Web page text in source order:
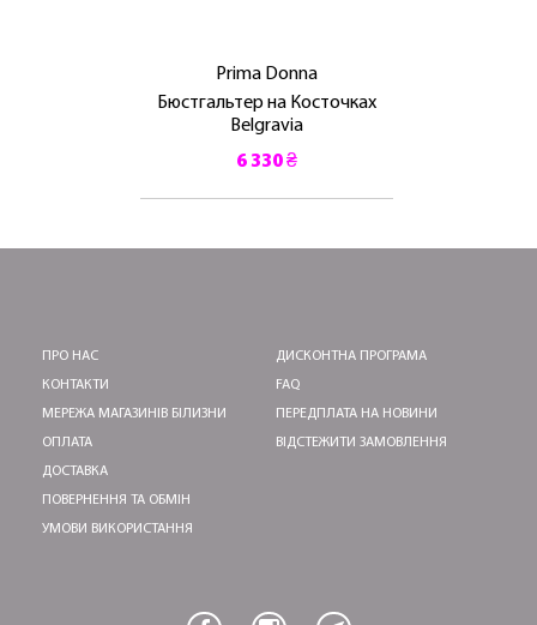
Prima Donna
Бюстгальтер на Косточках
Belgravia
6 330 ₴
ПРО НАС
КОНТАКТИ
МЕРЕЖА МАГАЗИНІВ БІЛИЗНИ
ОПЛАТА
ДОСТАВКА
ПОВЕРНЕННЯ ТА ОБМІН
УМОВИ ВИКОРИСТАННЯ
ДИСКОНТНА ПРОГРАМА
FAQ
ПЕРЕДПЛАТА НА НОВИНИ
ВІДСТЕЖИТИ ЗАМОВЛЕННЯ